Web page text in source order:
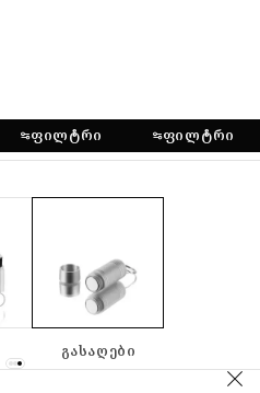
ᲤᲘᲚᲢᲠᲘ ᲤᲘᲚᲢᲠᲘ
ᲒᲐᲡᲐᲦᲔᲑᲘ